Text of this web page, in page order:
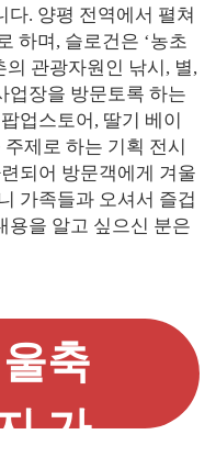
다. 양평 전역에서 펼쳐
하며, 슬로건은 ‘농초
의 관광자원인 낚시, 별,
업장을 방문토록 하는
업스토어, 딸기 베이
제로 하는 기획 전시
되어 방문객에게 겨울
가족들과 오셔서 즐겁
용을 알고 싶으신 분은
축
가